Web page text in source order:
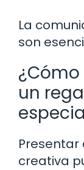
La
son
un
creativa